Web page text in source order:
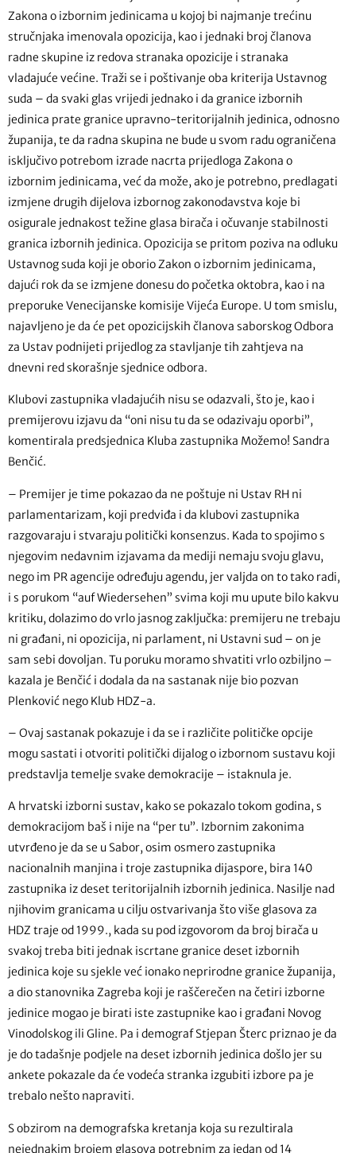
Zakona o izbornim jedinicama u kojoj bi najmanje trećinu
stručnjaka imenovala opozicija, kao i jednaki broj članova
radne skupine iz redova stranaka opozicije i stranaka
vladajuće većine. Traži se i poštivanje oba kriterija Ustavnog
suda – da svaki glas vrijedi jednako i da granice izbornih
jedinica prate granice upravno-teritorijalnih jedinica, odnosno
županija, te da radna skupina ne bude u svom radu ograničena
isključivo potrebom izrade nacrta prijedloga Zakona o
izbornim jedinicama, već da može, ako je potrebno, predlagati
izmjene drugih dijelova izbornog zakonodavstva koje bi
osigurale jednakost težine glasa birača i očuvanje stabilnosti
granica izbornih jedinica. Opozicija se pritom poziva na odluku
Ustavnog suda koji je oborio Zakon o izbornim jedinicama,
dajući rok da se izmjene donesu do početka oktobra, kao i na
preporuke Venecijanske komisije Vijeća Europe. U tom smislu,
najavljeno je da će pet opozicijskih članova saborskog Odbora
za Ustav podnijeti prijedlog za stavljanje tih zahtjeva na
dnevni red skorašnje sjednice odbora.
Klubovi zastupnika vladajućih nisu se odazvali, što je, kao i
premijerovu izjavu da “oni nisu tu da se odazivaju oporbi”,
komentirala predsjednica Kluba zastupnika Možemo! Sandra
Benčić.
– Premijer je time pokazao da ne poštuje ni Ustav RH ni
parlamentarizam, koji predviđa i da klubovi zastupnika
razgovaraju i stvaraju politički konsenzus. Kada to spojimo s
njegovim nedavnim izjavama da mediji nemaju svoju glavu,
nego im PR agencije određuju agendu, jer valjda on to tako radi,
i s porukom “auf Wiedersehen” svima koji mu upute bilo kakvu
kritiku, dolazimo do vrlo jasnog zaključka: premijeru ne trebaju
ni građani, ni opozicija, ni parlament, ni Ustavni sud – on je
sam sebi dovoljan. Tu poruku moramo shvatiti vrlo ozbiljno –
kazala je Benčić i dodala da na sastanak nije bio pozvan
Plenković nego Klub HDZ-a.
– Ovaj sastanak pokazuje i da se i različite političke opcije
mogu sastati i otvoriti politički dijalog o izbornom sustavu koji
predstavlja temelje svake demokracije – istaknula je.
A hrvatski izborni sustav, kako se pokazalo tokom godina, s
demokracijom baš i nije na “per tu”. Izbornim zakonima
utvrđeno je da se u Sabor, osim osmero zastupnika
nacionalnih manjina i troje zastupnika dijaspore, bira 140
zastupnika iz deset teritorijalnih izbornih jedinica. Nasilje nad
njihovim granicama u cilju ostvarivanja što više glasova za
HDZ traje od 1999., kada su pod izgovorom da broj birača u
svakoj treba biti jednak iscrtane granice deset izbornih
jedinica koje su sjekle već ionako neprirodne granice županija,
a dio stanovnika Zagreba koji je raščerečen na četiri izborne
jedinice mogao je birati iste zastupnike kao i građani Novog
Vinodolskog ili Gline. Pa i demograf Stjepan Šterc priznao je da
je do tadašnje podjele na deset izbornih jedinica došlo jer su
ankete pokazale da će vodeća stranka izgubiti izbore pa je
trebalo nešto napraviti.
S obzirom na demografska kretanja koja su rezultirala
nejednakim brojem glasova potrebnim za jedan od 14